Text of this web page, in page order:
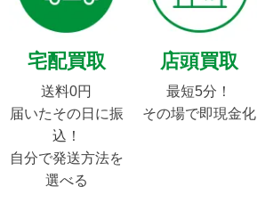
宅配買取
送料0円
届いたその日に振
込！
自分で発送方法を
選べる
店頭買取
最短5分！
その場で即現金化